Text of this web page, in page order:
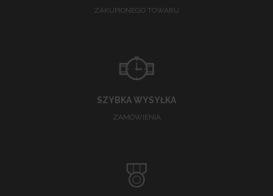
ZAKUPIONEGO TOWARU
SZYBKA WYSYŁKA
ZAMÓWIENIA